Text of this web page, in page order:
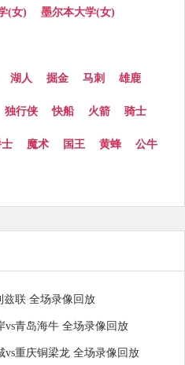
(女) 墨尔本大学(女)
湖人 掘金 马刺 雄鹿
独行侠 快船 火箭 骑士
魔术 国王 黄蜂 公牛
兹联 全场录像回放
vs青岛海牛 全场录像回放
vs重庆铜梁龙 全场录像回放